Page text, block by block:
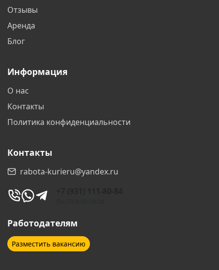
Волгоград
Воскресенск
Геленджик
Дзержинский
Долгопрудный
Екатеринбург
Отзывы
Аренда
Блог
Информация
О нас
Контакты
Политика конфиденциальности
Контакты
rabota-kurieru@yandex.ru
Работодателям
Разместить вакансию